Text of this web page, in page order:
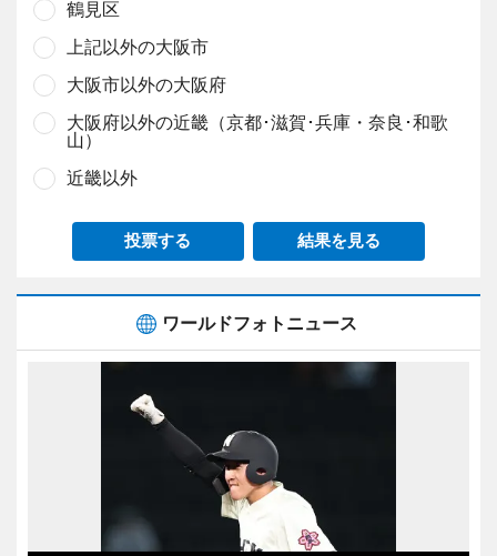
鶴見区
上記以外の大阪市
大阪市以外の大阪府
大阪府以外の近畿（京都･滋賀･兵庫・奈良･和歌
山）
近畿以外
投票する 結果を見る
ワールドフォトニュース